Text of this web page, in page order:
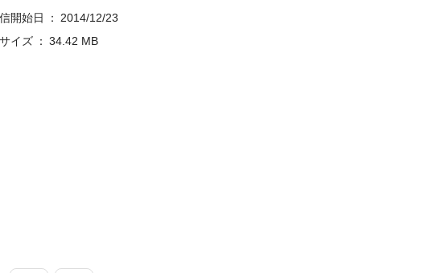
開始日
2014/12/23
イズ
34.42 MB